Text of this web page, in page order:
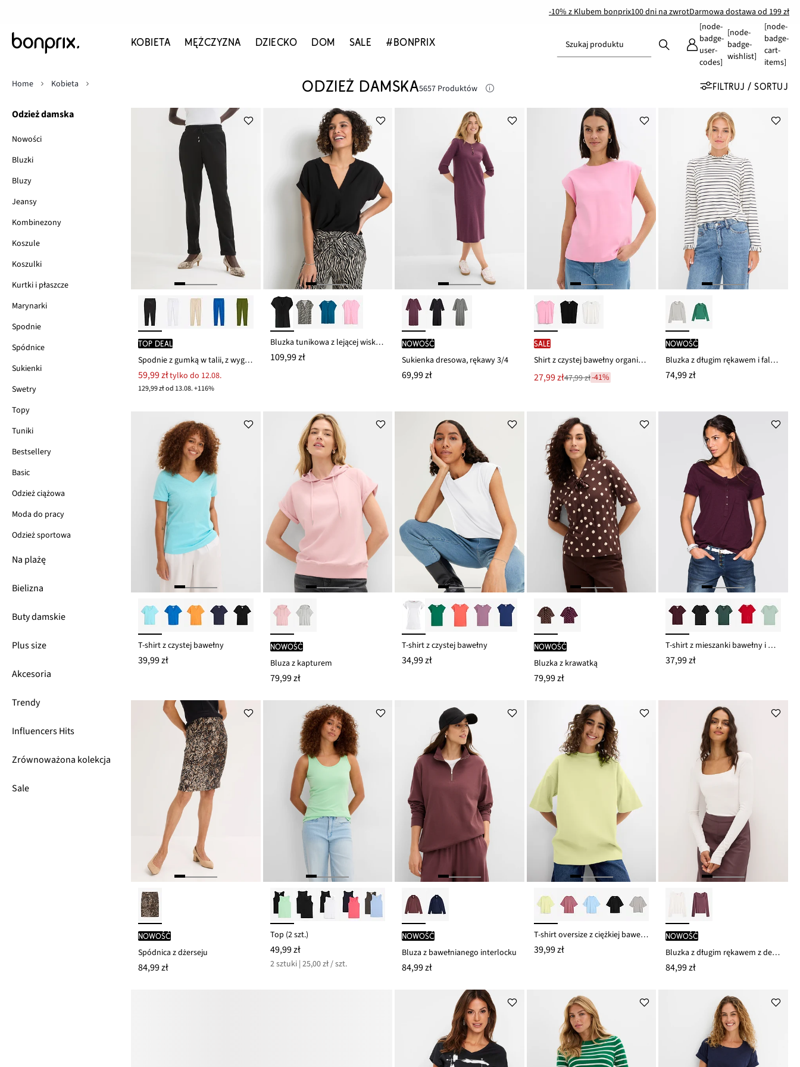
-10% z Klubem bonprix100 dni na zwrotDarmowa dostawa od 199 zł
KOBIETA MĘŻCZYZNA DZIECKO DOM SALE #BONPRIX Szukaj produktu
[node-
badge-
user-
codes]
[node-
badge-
wishlist]
[node-
badge-
cart-
items]
Odzież damska
Nowości
Bluzki
Bluzy
Jeansy
Kombinezony
Koszule
Koszulki
Kurtki i płaszcze
Marynarki
Spodnie
Spódnice
Sukienki
Swetry
Topy
Tuniki
Bestsellery
Basic
Odzież ciążowa
Moda do pracy
Odzież sportowa
Na plażę
Bielizna
Buty damskie
Plus size
Akcesoria
Trendy
Influencers Hits
Zrównoważona kolekcja
Sale
Home Kobieta ODZIEŻ DAMSKA5657 Produktów FILTRUJ / SORTUJ
TOP DEAL
Spodnie z gumką w talii, z wygodnego materiału punto di roma
59,99 złtylko do 12.08.
129,99 zł od 13.08. +116%
Bluzka tunikowa z lejącej wiskozy
109,99 zł
nowość
Sukienka dresowa, rękawy 3/4
69,99 zł
SALE
Shirt z czystej bawełny organicznej
Nowa
cena
27,99 zł
Przeceniono
47,99 zł-41%
nowość
Bluzka z długim rękawem i falbankami
74,99 zł
T-shirt z czystej bawełny
39,99 zł
nowość
Bluza z kapturem
79,99 zł
T-shirt z czystej bawełny
34,99 zł
nowość
Bluzka z krawatką
79,99 zł
T-shirt z mieszanki bawełny i wiskozy
37,99 zł
nowość
Spódnica z dżerseju
84,99 zł
Top (2 szt.)
49,99 zł
2 sztuki | 25,00 zł / szt.
nowość
Bluza z bawełnianego interlocku
84,99 zł
T-shirt oversize z ciężkiej bawełny organicznej
39,99 zł
nowość
Bluzka z długim rękawem z dekoltem karo
84,99 zł